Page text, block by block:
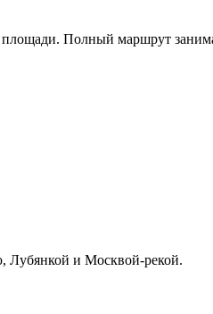
площади. Полный маршрут
Лубянкой и Москвой-рекой.